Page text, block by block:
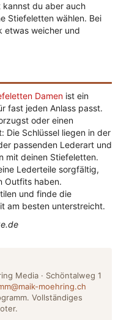
kannst du aber auch
Stiefeletten wählen. Bei
etwas weicher und
Damen ist ein
fast jeden Anlass passt.
oder einen
Die Schlüssel liegen in der
passenden Lederart und
mit deinen Stiefeletten.
Lederteile sorgfältig,
Outfits haben.
und finde die
am besten unterstreicht.
Media · Schöntalweg 1
moehring.ch
Vollständiges